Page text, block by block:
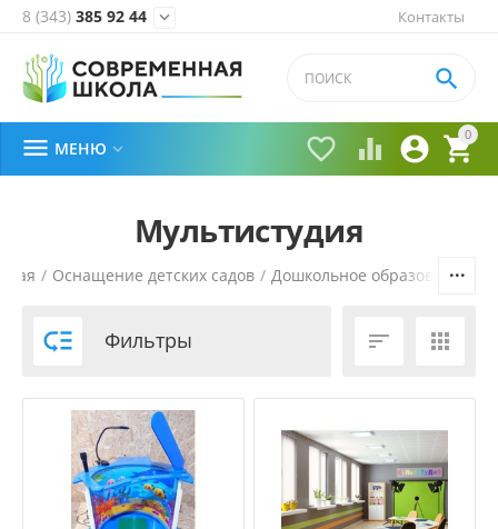
Контакты
8 (343) 385 92 44 
0


 

 МЕНЮ 
Мультистудия
/ Оснащение детских садов / Дошкольное образование
 Фильтры  